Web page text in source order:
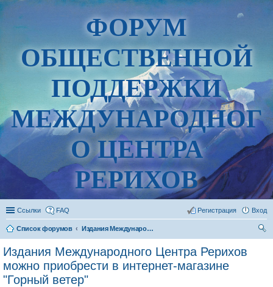
ФОРУМ
ОБЩЕСТВЕННОЙ
ПОДДЕРЖКИ
МЕЖДУНАРОДНОГ
О ЦЕНТРА
РЕРИХОВ
Ссылки FAQ Вход
Регистрация
Список форумов
Издания Международного Центра Рерихов можно приобрести в интернет-магазине "Горный ветер"
Издания Международного Центра Рерихов
можно приобрести в интернет-магазине
"Горный ветер"